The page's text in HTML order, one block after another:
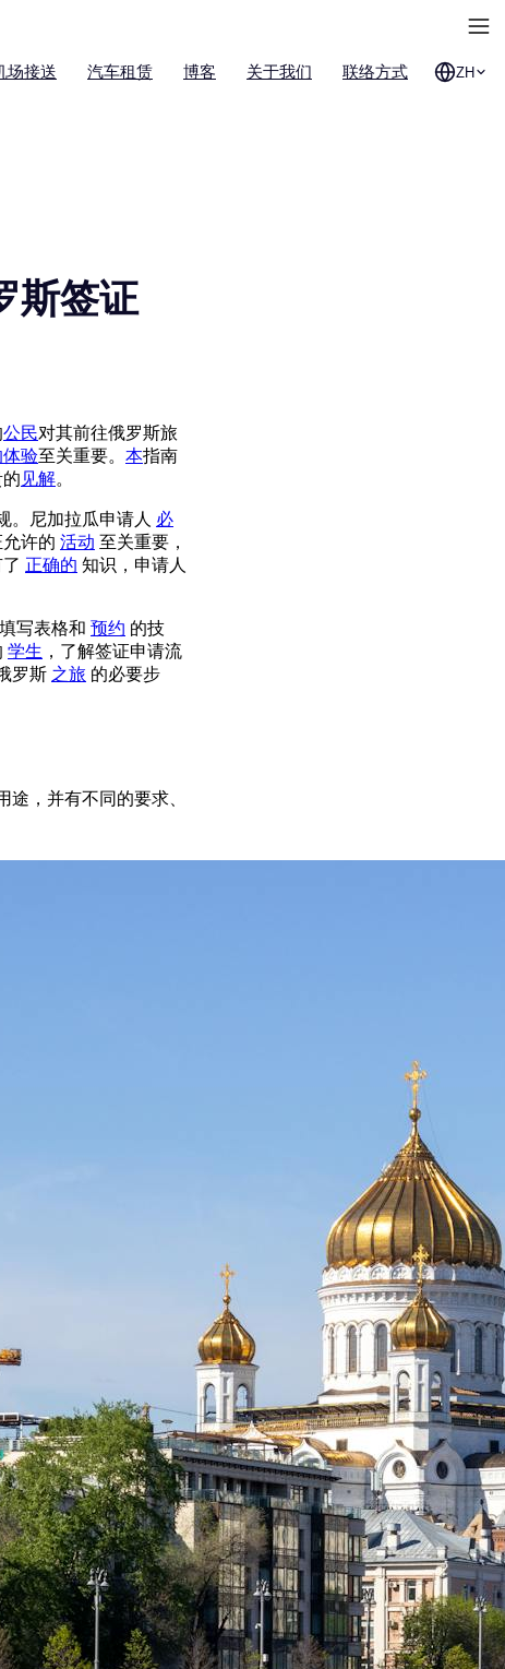
场接送 汽车租赁 博客 关于我们 联络方式 ZH
斯签证
公民对其前往俄罗斯旅
体验至关重要。 本指南
见解。
。尼加拉瓜申请人 必
许的 活动 至关重要，
正确的 知识，申请人
写表格和 预约 的技
学生 ，了解签证申请流
罗斯 之旅 的必要步
，并有不同的要求、